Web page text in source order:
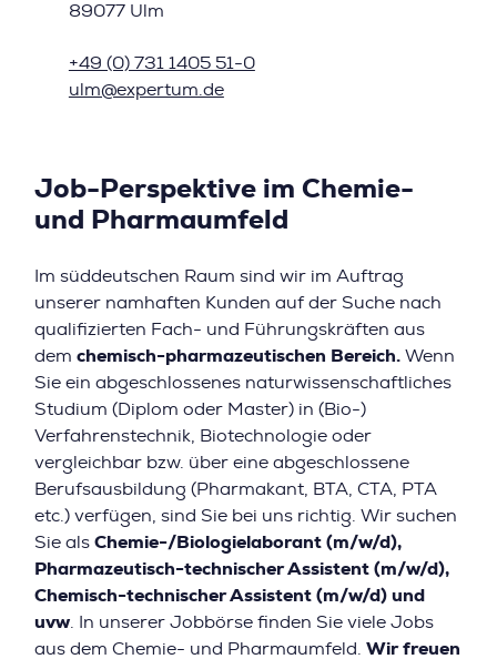
89077 Ulm
+49 (0) 731 1405 51-0
ulm@expertum.de
Job-Perspektive im Chemie-
und Pharmaumfeld
Im süddeutschen Raum sind wir im Auftrag
unserer namhaften Kunden auf der Suche nach
qualifizierten Fach- und Führungskräften aus
dem chemisch-pharmazeutischen Bereich. Wenn
Sie ein abgeschlossenes naturwissenschaftliches
Studium (Diplom oder Master) in (Bio-)
Verfahrenstechnik, Biotechnologie oder
vergleichbar bzw. über eine abgeschlossene
Berufsausbildung (Pharmakant, BTA, CTA, PTA
etc.) verfügen, sind Sie bei uns richtig. Wir suchen
Sie als Chemie-/Biologielaborant (m/w/d),
Pharmazeutisch-technischer Assistent (m/w/d),
Chemisch-technischer Assistent (m/w/d) und
uvw . In unserer Jobbörse finden Sie viele Jobs
aus dem Chemie- und Pharmaumfeld. Wir freuen